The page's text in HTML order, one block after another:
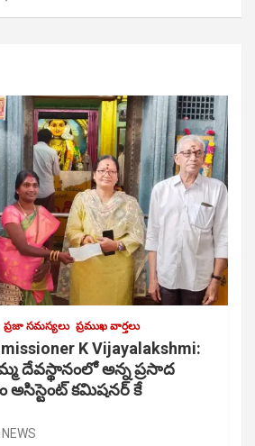
ప్రజా సమస్యలు ప్రముఖ వార్తలు
K Vijayalakshmi:
దేవస్థానంలో అన్న ప్రసాద
అసిస్టెంట్ కమిషనర్ కే